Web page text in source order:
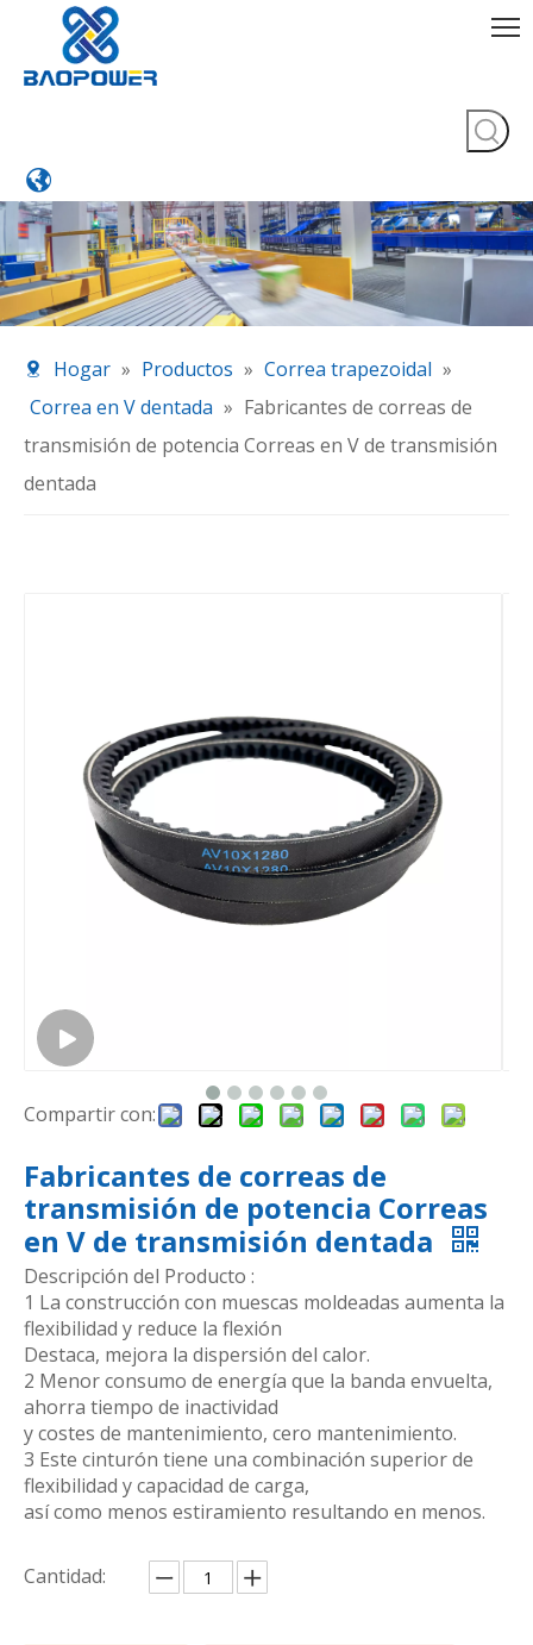
Hogar » Productos » Correa trapezoidal »
Correa en V dentada » Fabricantes de correas de
transmisión de potencia Correas en V de transmisión
dentada
Compartir con:
Fabricantes de correas de
transmisión de potencia Correas
en V de transmisión dentada
Descripción del Producto :
1 La construcción con muescas moldeadas aumenta la
flexibilidad y reduce la flexión
Destaca, mejora la dispersión del calor.
2 Menor consumo de energía que la banda envuelta,
ahorra tiempo de inactividad
y costes de mantenimiento, cero mantenimiento.
3 Este cinturón tiene una combinación superior de
flexibilidad y capacidad de carga,
así como menos estiramiento resultando en menos.
Cantidad: